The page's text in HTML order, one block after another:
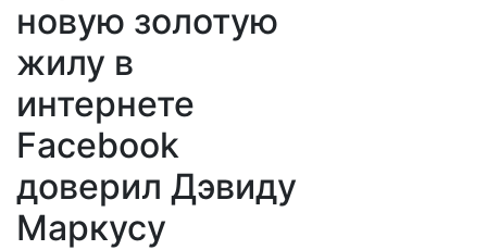
новую золотую
жилу в
интернете
Facebook
доверил Дэвиду
Маркусу